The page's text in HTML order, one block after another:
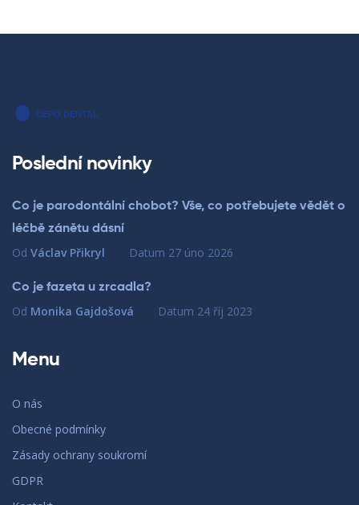
Poslední novinky
Co je parodontální chobot? Vše, co potřebujete vědět o
léčbě zánětu dásní
Od Václav Přikryl Datum 27 úno 2026
Co je fazeta u zrcadla?
Od Monika Gajdošová Datum 24 říj 2023
Menu
O nás
Obecné podmínky
Zásady ochrany soukromí
GDPR